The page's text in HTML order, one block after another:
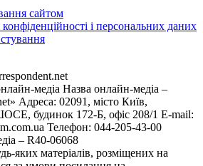
сайтом
і персональних даних
медіа Назва онлайн-медіа –
Адреса: 02091, місто Київ,
будинок 172-Б, офіс 208/1 E-mail:
Телефон: 044-205-43-00
– R40-06068
яких матеріалів, розміщених на